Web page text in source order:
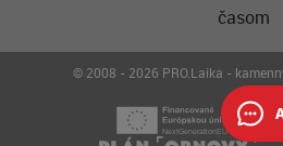
časom
© 2008 - 2026 PRO.Laika -